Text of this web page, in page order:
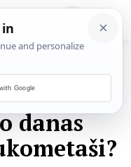
danas
Google